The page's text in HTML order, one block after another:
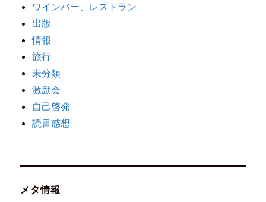
ワインバー、レストラン
出版
情報
旅行
未分類
激励会
自己啓発
読書感想
メタ情報